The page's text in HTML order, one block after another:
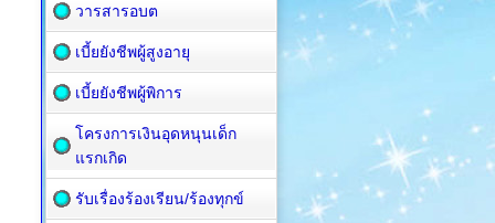
วารสารอบต
เบี้ยยังชีพผู้สูงอายุ
เบี้ยยังชีพผู้พิการ
โครงการเงินอุดหนุนเด็ก
แรกเกิด
รับเรื่องร้องเรียน/ร้องทุกข์